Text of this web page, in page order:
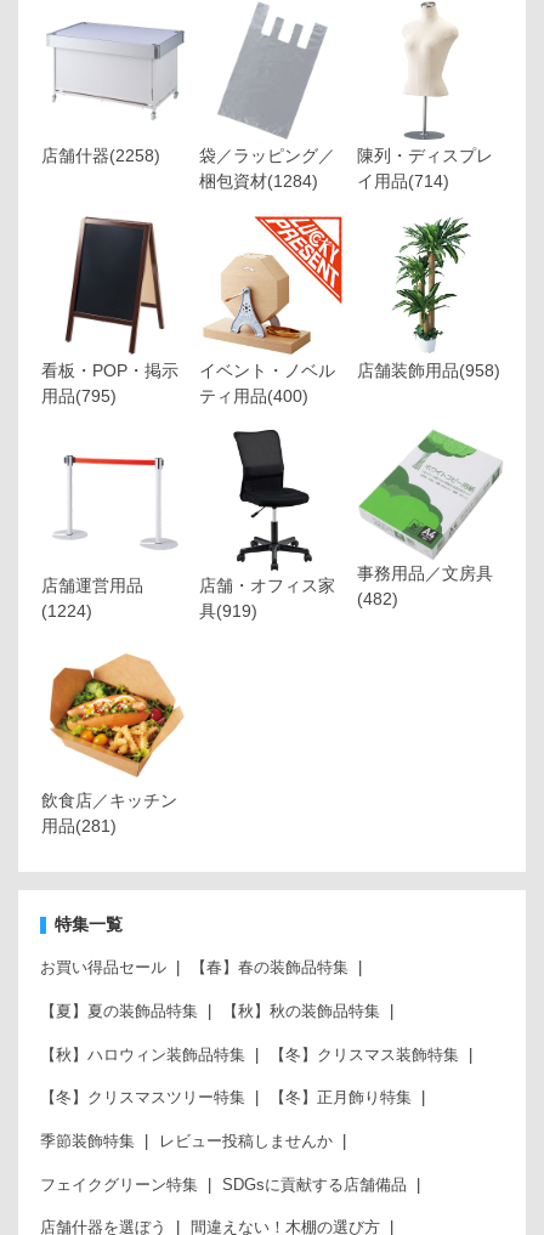
店舗什器(2258)
袋／ラッピング／
梱包資材(1284)
陳列・ディスプレ
イ用品(714)
看板・POP・掲示
用品(795)
イベント・ノベル
ティ用品(400)
店舗装飾用品(958)
店舗運営用品
(1224)
店舗・オフィス家
具(919)
事務用品／文房具
(482)
飲食店／キッチン
用品(281)
特集一覧
お買い得品セール 【春】春の装飾品特集
【夏】夏の装飾品特集 【秋】秋の装飾品特集
【秋】ハロウィン装飾品特集 【冬】クリスマス装飾特集
【冬】クリスマスツリー特集 【冬】正月飾り特集
季節装飾特集 レビュー投稿しませんか
フェイクグリーン特集 SDGsに貢献する店舗備品
店舗什器を選ぼう 間違えない！木棚の選び方